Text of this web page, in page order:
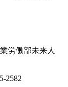
労働部未来人
2582